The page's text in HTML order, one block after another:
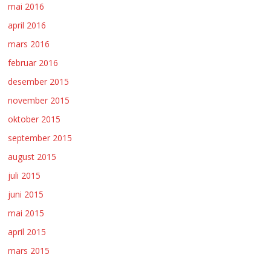
mai 2016
april 2016
mars 2016
februar 2016
desember 2015
november 2015
oktober 2015
september 2015
august 2015
juli 2015
juni 2015
mai 2015
april 2015
mars 2015